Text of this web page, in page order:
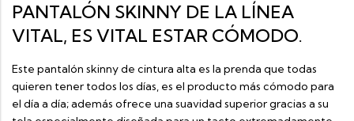
PANTALÓN SKINNY DE LA LÍNEA
VITAL, ES VITAL ESTAR CÓMODO.
Este pantalón skinny de cintura alta es la prenda que todas
quieren tener todos los días, es el producto más cómodo para
el día a día; además ofrece una suavidad superior gracias a su